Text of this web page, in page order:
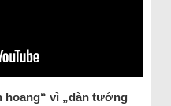
hoang“ vì „dàn tướng